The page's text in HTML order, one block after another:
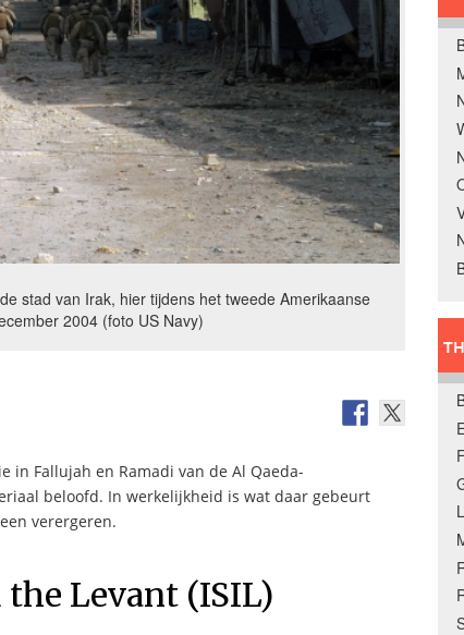
stad van Irak, hier tijdens het tweede Amerikaanse
2004 (foto US Navy)
in Fallujah en Ramadi van de Al Qaeda-
beloofd. In werkelijkheid is wat daar gebeurt
verergeren.
Levant (ISIL)